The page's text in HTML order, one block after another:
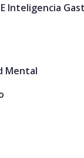
Inteligencia
Mental